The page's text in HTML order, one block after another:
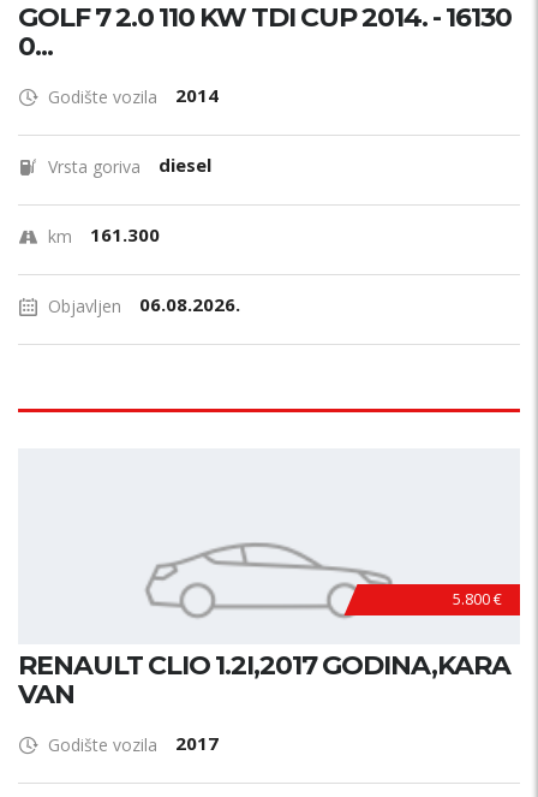
GOLF 7 2.0 110 KW TDI CUP 2014. - 16130
0...
Godište vozila 2014
Vrsta goriva diesel
km 161.300
Objavljen 06.08.2026.
5.800 €
RENAULT CLIO 1.2I,2017 GODINA,KARA
VAN
Godište vozila 2017